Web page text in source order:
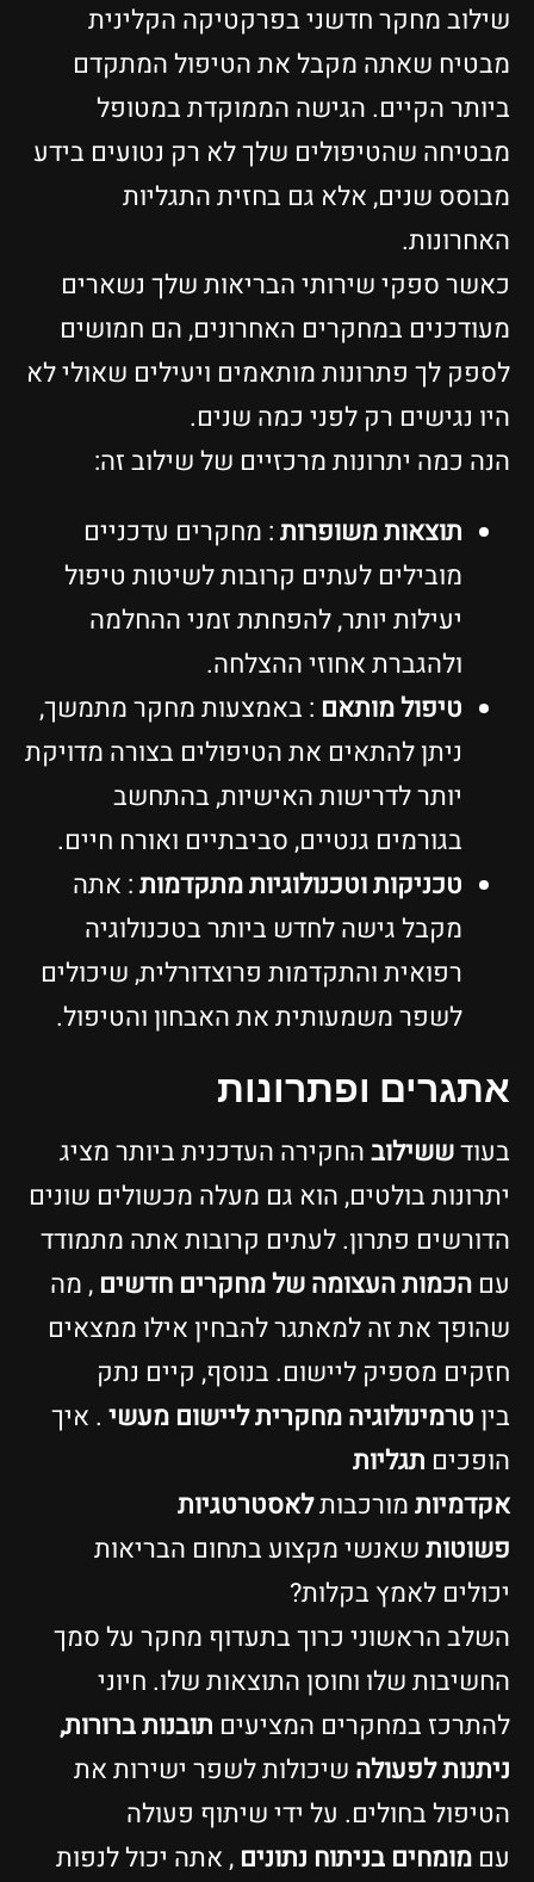
מחקר חדשני בפרקטיקה הקלינית
שאתה מקבל את הטיפול המתקדם
הקיים. הגישה הממוקדת במטופל
שהטיפולים שלך לא רק נטועים בידע
שנים, אלא גם בחזית התגליות
ספקי שירותי הבריאות שלך נשארים
במחקרים האחרונים, הם חמושים
לך פתרונות מותאמים ויעילים שאולי לא
נגישים רק לפני כמה שנים.
כמה יתרונות מרכזיים של שילוב זה:
תוצאות משופרות: מחקרים עדכניים
מובילים לעתים קרובות לשיטות טיפול
יעילות יותר, להפחתת זמני ההחלמה
ולהגברת אחוזי ההצלחה.
טיפול מותאם: באמצעות מחקר מתמשך,
ניתן להתאים את הטיפולים בצורה מדויקת
יותר לדרישות האישיות, בהתחשב
בגורמים גנטיים, סביבתיים ואורח חיים.
טכניקות וטכנולוגיות מתקדמות: אתה
מקבל גישה לחדש ביותר בטכנולוגיה
רפואית והתקדמות פרוצדורלית, שיכולים
לשפר משמעותית את האבחון והטיפול.
ופתרונות
ששילובהחקירה העדכנית ביותר מציג
בולטים, הוא גם מעלה מכשולים שונים
פתרון. לעתים קרובות אתה מתמודד
הכמות העצומה של מחקרים חדשים, מה
את זה למאתגר להבחין אילו ממצאים
מספיק ליישום. בנוסף, קיים נתק
טרמינולוגיה מחקרית ליישום מעשי. איך
תגליות
מורכבותלאסטרטגיות
שאנשי מקצוע בתחום הבריאות
לאמץ בקלות?
הראשוני כרוך בתעדוף מחקר על סמך
שלו וחוסן התוצאות שלו. חיוני
במחקרים המציעיםתובנות ברורות,
לפעולהשיכולות לשפר ישירות את
בחולים. על ידי שיתוף פעולה
מומחים בניתוח נתונים, אתה יכול לנפות